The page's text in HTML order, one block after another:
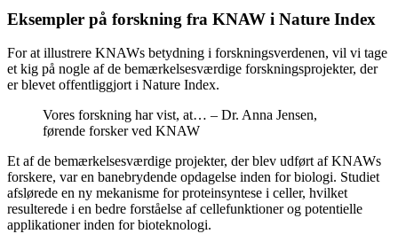
Eksempler på forskning fra KNAW i Nature Index
For at illustrere KNAWs betydning i forskningsverdenen, vil vi tage
et kig på nogle af de bemærkelsesværdige forskningsprojekter, der
er blevet offentliggjort i Nature Index.
Vores forskning har vist, at… – Dr. Anna Jensen,
førende forsker ved KNAW
Et af de bemærkelsesværdige projekter, der blev udført af KNAWs
forskere, var en banebrydende opdagelse inden for biologi. Studiet
afslørede en ny mekanisme for proteinsyntese i celler, hvilket
resulterede i en bedre forståelse af cellefunktioner og potentielle
applikationer inden for bioteknologi.